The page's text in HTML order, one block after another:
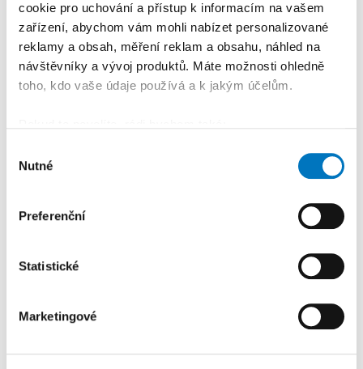
cookie pro uchování a přístup k informacím na vašem
zařízení, abychom vám mohli nabízet personalizované
reklamy a obsah, měření reklam a obsahu, náhled na
návštěvníky a vývoj produktů. Máte možnosti ohledně
toho, kdo vaše údaje používá a k jakým účelům.
poloze, které mohou být přesné na několik metrů
skenování pro konkrétní charakteristiky (otisk prstu)
Zjistěte více o tom, jak zpracováváme vaše osobní
Svůj souhlas můžete kdykoliv změnit nebo odvolat v
K personalizaci obsahu a reklam, poskytování funkcí
souhlasu
Nutné
Preferenční
Statistické
Marketingové
Další